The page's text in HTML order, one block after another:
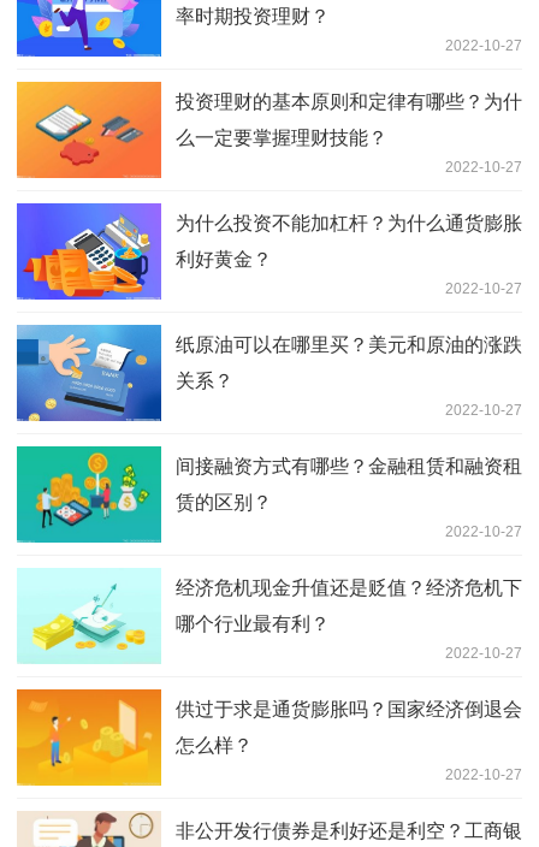
率时期投资理财？
2022-10-27
投资理财的基本原则和定律有哪些？为什
么一定要掌握理财技能？
2022-10-27
为什么投资不能加杠杆？为什么通货膨胀
利好黄金？
2022-10-27
纸原油可以在哪里买？美元和原油的涨跌
关系？
2022-10-27
间接融资方式有哪些？金融租赁和融资租
赁的区别？
2022-10-27
经济危机现金升值还是贬值？经济危机下
哪个行业最有利？
2022-10-27
供过于求是通货膨胀吗？国家经济倒退会
怎么样？
2022-10-27
非公开发行债券是利好还是利空？工商银